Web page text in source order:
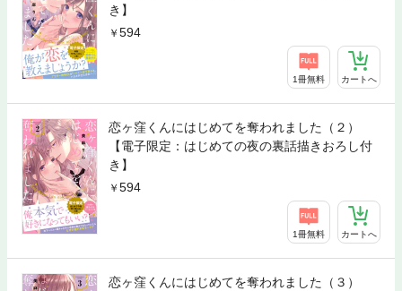
き】
594
1冊無料 カートへ
恋ヶ窪くんにはじめてを奪われました（２）
【電子限定：はじめての夜の裏話描きおろし付
き】
594
1冊無料 カートへ
恋ヶ窪くんにはじめてを奪われました（３）